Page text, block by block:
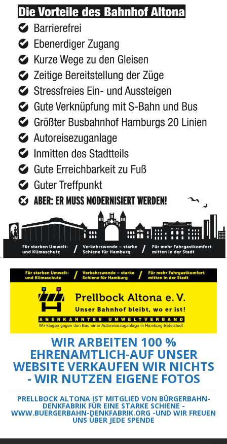
WIR ARBEITEN 100 %
EHRENAMTLICH-AUF UNSER
WEBSITE VERKAUFEN WIR NICHTS
- WIR NUTZEN EIGENE FOTOS
PRELLBOCK ALTONA IST MITGLIED VON BÜRGERBAHN-
DENKFABRIK FÜR EINE STARKE SCHIENE -
WWW.BUERGERBAHN-DENKFABRIK.ORG -UND WIR FREUEN
UNS ÜBER JEDE SPENDE